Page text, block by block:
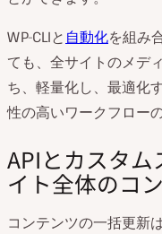
WP-CLIと 自動化を組み
ても、全サイトのメデ
ち、軽量化し、最適化
性の高いワークフロー
APIとカスタ
イト全体のコ
コンテンツの一括更新